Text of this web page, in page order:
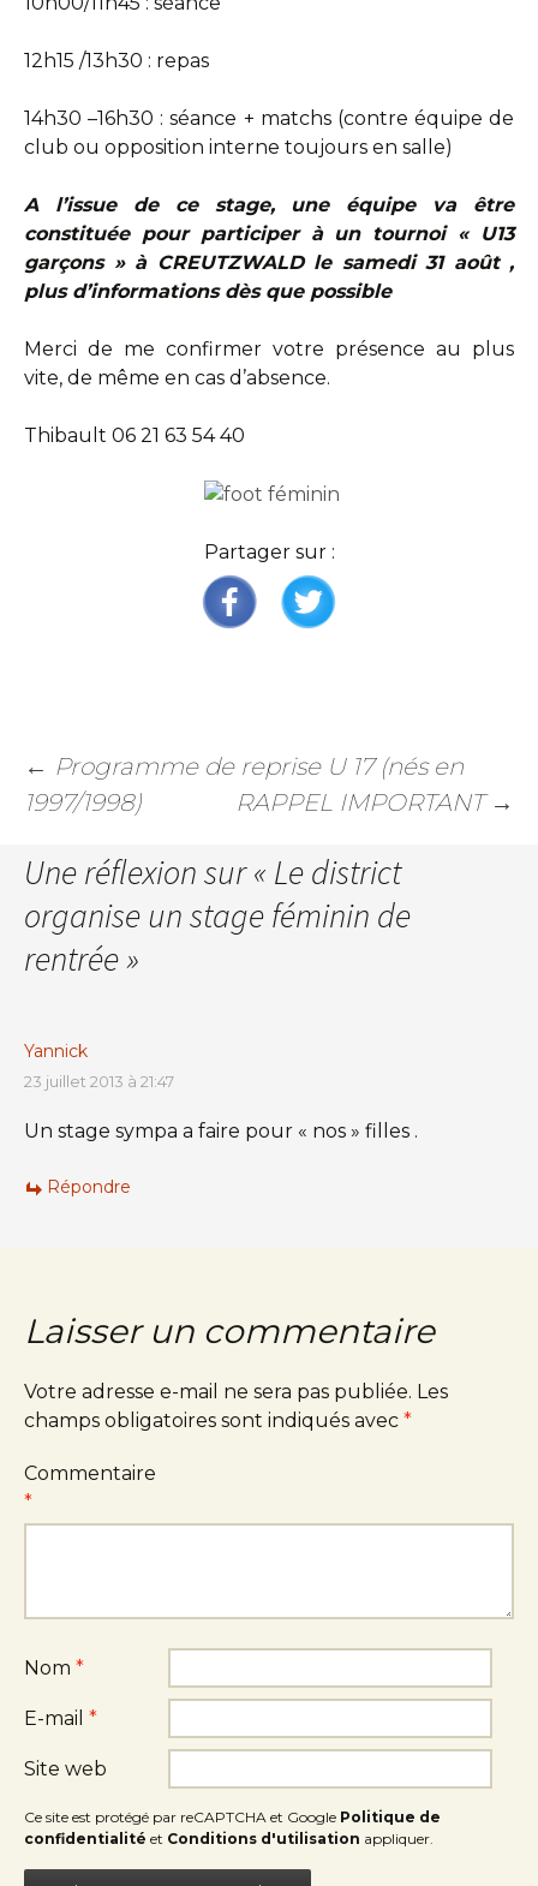
12h15 /13h30 : repas
14h30 –16h30 : séance + matchs (contre équipe de
club ou opposition interne toujours en salle)
A l’issue de ce stage, une équipe va être
constituée pour participer à un tournoi « U13
garçons » à CREUTZWALD le samedi 31 août ,
plus d’informations dès que possible
Merci de me confirmer votre présence au plus
vite, de même en cas d’absence.
Thibault 06 21 63 54 40
Partager sur :
← Programme de reprise U 17 (nés en
1997/1998)
RAPPEL IMPORTANT →
Une réflexion sur « Le district
organise un stage féminin de
rentrée»
Yannick
23 juillet 2013 à 21:47
Un stage sympa a faire pour « nos » filles .
Répondre
Laisser un commentaire
Votre adresse e-mail ne sera pas publiée. Les
champs obligatoires sont indiqués avec *
Commentaire
*
Nom *
E-mail *
Site web
Ce site est protégé par reCAPTCHA et Google Politique de
confidentialité et Conditions d'utilisation appliquer.